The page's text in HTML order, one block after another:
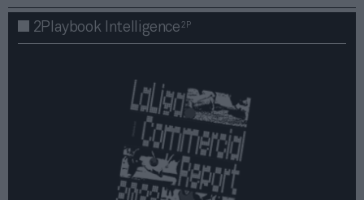
2Playbook Intelligence2P